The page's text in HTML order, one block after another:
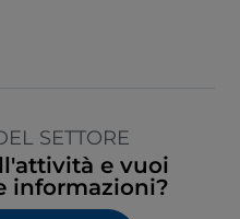
SETTORE
e vuoi
informazioni?